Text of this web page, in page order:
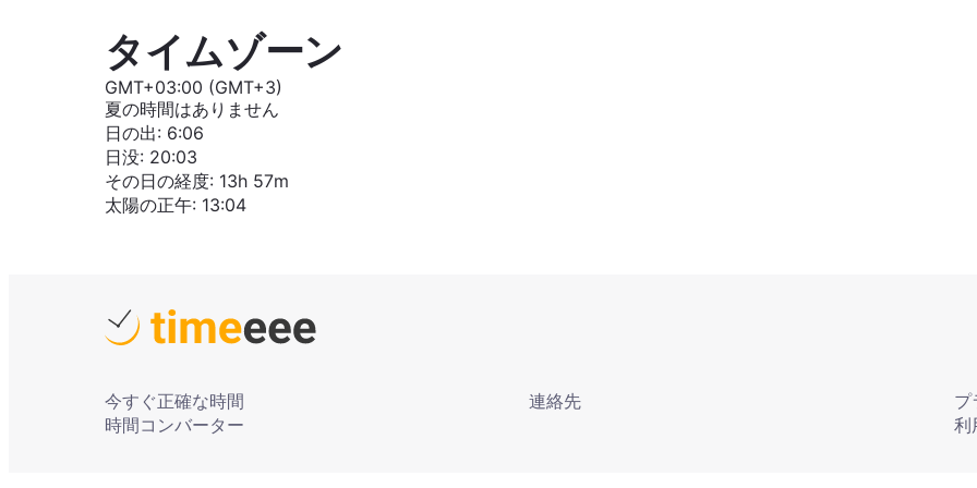
タイムゾーン
GMT+03:00 (GMT+3)
夏の時間はありません
日の出: 6:06
日没: 20:03
その日の経度: 13h 57m
太陽の正午: 13:04
今すぐ正確な時間
時間コンバーター
連絡先
プ
利